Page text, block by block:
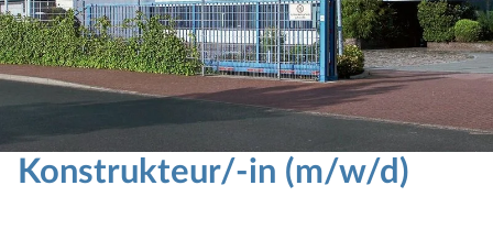
Konstrukteur/-in (m/w/d)